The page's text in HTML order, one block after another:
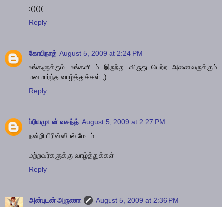
:(((((
Reply
கோபிநாத் August 5, 2009 at 2:24 PM
உங்களுக்கும்...உங்களிடம் இருந்து விருது பெற்ற அனைவருக்கும்
மனமார்ந்த வாழ்த்துக்கள் ;)
Reply
ப்ரியமுடன் வசந்த் August 5, 2009 at 2:27 PM
நன்றி பிரின்ஸிபல் மேடம்....
மற்றவர்களுக்கு வாழ்த்துக்கள்
Reply
அன்புடன் அருணா
August 5, 2009 at 2:36 PM